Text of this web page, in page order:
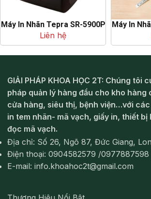
Máy In Nhãn Tepra SR-5900P
Liên hệ
Máy In
GIẢI PHÁP KHOA HỌC 2T: Chúng tôi
pháp quản lý hàng đầu cho kho hàng
cửa hàng, siêu thị, bệnh viện…với các
in tem nhãn- mã vạch, giấy in, thiết bị
đọc mã vạch.
Địa chỉ: Số 26, Ngõ 87, Đức Giang,
Điện thoại: 0904582579 /0977887598
E-mail: info.khoahoc2t@gmail.com